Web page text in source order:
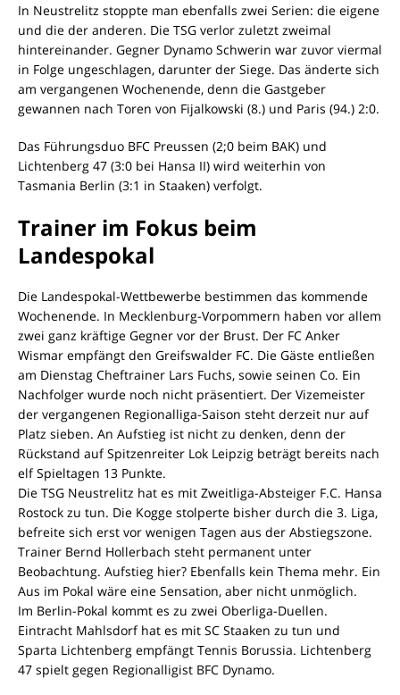
In Neustrelitz stoppte man ebenfalls zwei Serien: die eigene
und die der anderen. Die TSG verlor zuletzt zweimal
hintereinander. Gegner Dynamo Schwerin war zuvor viermal
in Folge ungeschlagen, darunter der Siege. Das änderte sich
am vergangenen Wochenende, denn die Gastgeber
gewannen nach Toren von Fijalkowski (8.) und Paris (94.) 2:0.
Das Führungsduo BFC Preussen (2;0 beim BAK) und
Lichtenberg 47 (3:0 bei Hansa II) wird weiterhin von
Tasmania Berlin (3:1 in Staaken) verfolgt.
Trainer im Fokus beim
Landespokal
Die Landespokal-Wettbewerbe bestimmen das kommende
Wochenende. In Mecklenburg-Vorpommern haben vor allem
zwei ganz kräftige Gegner vor der Brust. Der FC Anker
Wismar empfängt den Greifswalder FC. Die Gäste entließen
am Dienstag Cheftrainer Lars Fuchs, sowie seinen Co. Ein
Nachfolger wurde noch nicht präsentiert. Der Vizemeister
der vergangenen Regionalliga-Saison steht derzeit nur auf
Platz sieben. An Aufstieg ist nicht zu denken, denn der
Rückstand auf Spitzenreiter Lok Leipzig beträgt bereits nach
elf Spieltagen 13 Punkte.
Die TSG Neustrelitz hat es mit Zweitliga-Absteiger F.C. Hansa
Rostock zu tun. Die Kogge stolperte bisher durch die 3. Liga,
befreite sich erst vor wenigen Tagen aus der Abstiegszone.
Trainer Bernd Hollerbach steht permanent unter
Beobachtung. Aufstieg hier? Ebenfalls kein Thema mehr. Ein
Aus im Pokal wäre eine Sensation, aber nicht unmöglich.
Im Berlin-Pokal kommt es zu zwei Oberliga-Duellen.
Eintracht Mahlsdorf hat es mit SC Staaken zu tun und
Sparta Lichtenberg empfängt Tennis Borussia. Lichtenberg
47 spielt gegen Regionalligist BFC Dynamo.